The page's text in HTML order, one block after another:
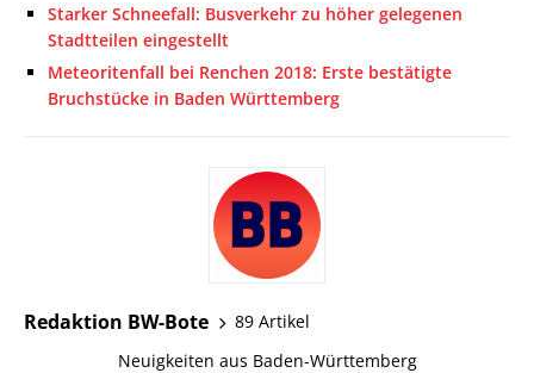
Starker Schneefall: Busverkehr zu höher gelegenen
Stadtteilen eingestellt
Meteoritenfall bei Renchen 2018: Erste bestätigte
Bruchstücke in Baden Württemberg
Redaktion BW-Bote
89 Artikel
Neuigkeiten aus Baden-Württemberg